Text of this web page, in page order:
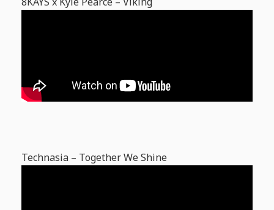
Technasia – Together We Shine